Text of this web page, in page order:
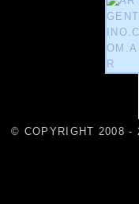
© COPYRIGHT 2008